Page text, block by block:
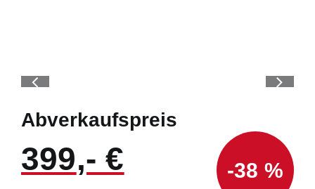
Abverkaufspreis
399 -38 %